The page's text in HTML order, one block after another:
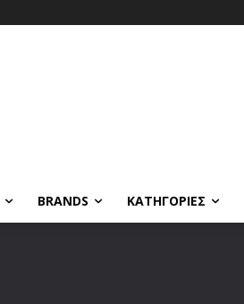
BRANDS ΚΑΤΗΓΟΡΙΕΣ